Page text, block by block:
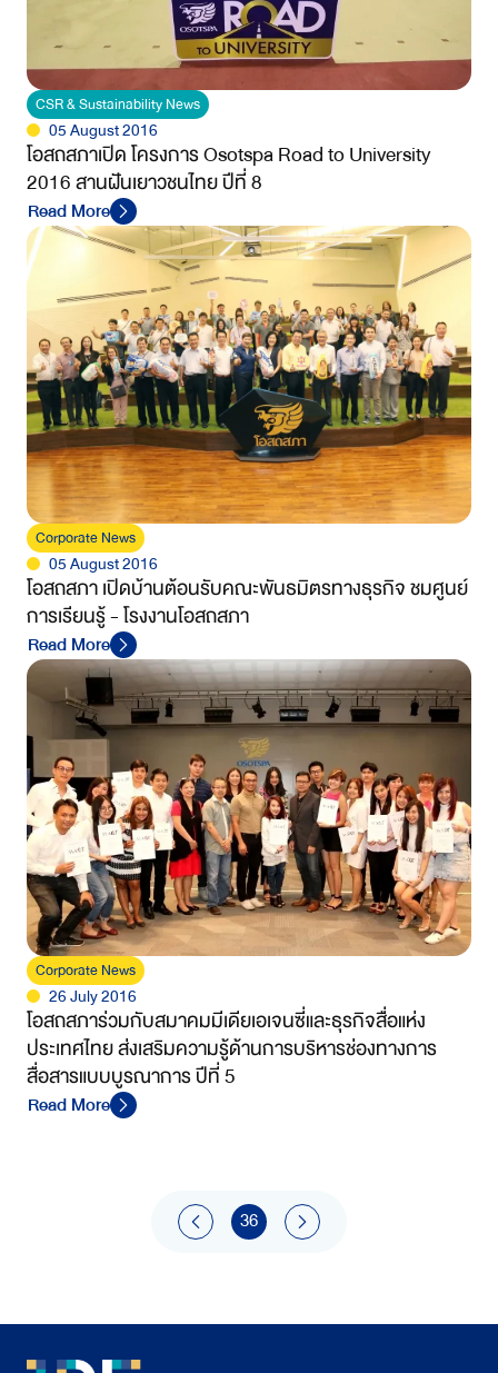
CSR & Sustainability News
05 August 2016
โอสถสภาเปิด โครงการ Osotspa Road to University
2016 สานฝันเยาวชนไทย ปีที่ 8
Read More
Corporate News
05 August 2016
โอสถสภา เปิดบ้านต้อนรับคณะพันธมิตรทางธุรกิจ ชมศูนย์
การเรียนรู้ - โรงงานโอสถสภา
Read More
Corporate News
26 July 2016
โอสถสภาร่วมกับสมาคมมีเดียเอเจนซี่และธุรกิจสื่อแห่ง
ประเทศไทย ส่งเสริมความรู้ด้านการบริหารช่องทางการ
สื่อสารแบบบูรณาการ ปีที่ 5
Read More
36